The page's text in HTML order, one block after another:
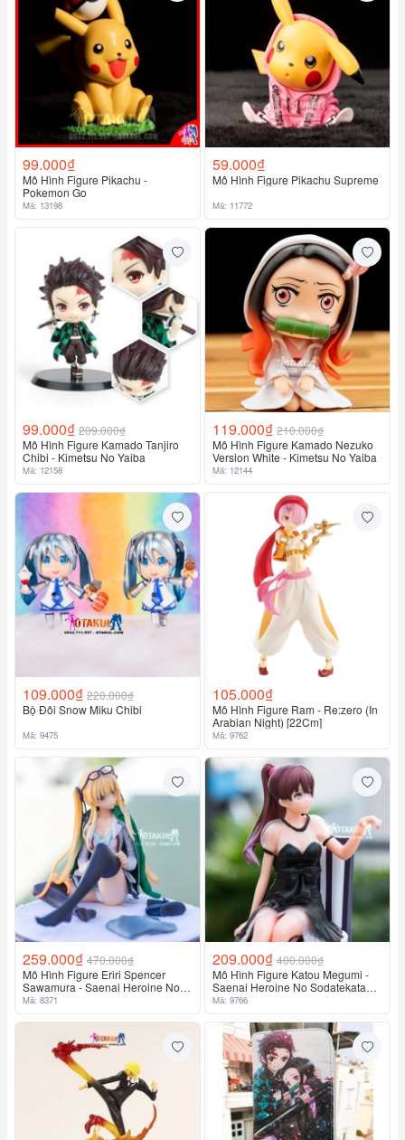
99.000₫
Mô Hình Figure Pikachu -
Pokemon Go
Mã: 13198
59.000₫
Mô Hình Figure Pikachu Supreme
Mã: 11772
99.000₫ 209.000₫
Mô Hình Figure Kamado Tanjiro
Chibi - Kimetsu No Yaiba
Mã: 12158
119.000₫ 210.000₫
Mô Hình Figure Kamado Nezuko
Version White - Kimetsu No Yaiba
Mã: 12144
109.000₫ 220.000₫
Bộ Đôi Snow Miku Chibi
Mã: 9475
105.000₫
Mô Hình Figure Ram - Re:zero (In
Arabian Night) [22Cm]
Mã: 9762
259.000₫ 470.000₫
Mô Hình Figure Eriri Spencer
Sawamura - Saenai Heroine No
Sodatekata
Mã: 8371
209.000₫ 400.000₫
Mô Hình Figure Katou Megumi -
Saenai Heroine No Sodatekata
(Dress Ver.)
Mã: 9766